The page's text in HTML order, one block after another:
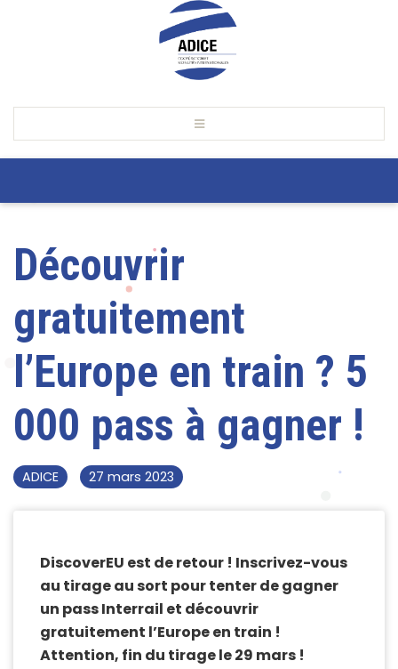
Découvrir
gratuitement
l’Europe en train ? 5
000 pass à gagner !
ADICE 27 mars 2023
DiscoverEU est de retour ! Inscrivez-vous
au tirage au sort pour tenter de gagner
un pass Interrail et découvrir
gratuitement l’Europe en train !
Attention, fin du tirage le 29 mars !